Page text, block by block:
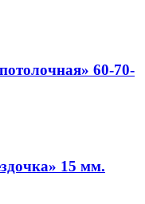
60-70-
15 мм.